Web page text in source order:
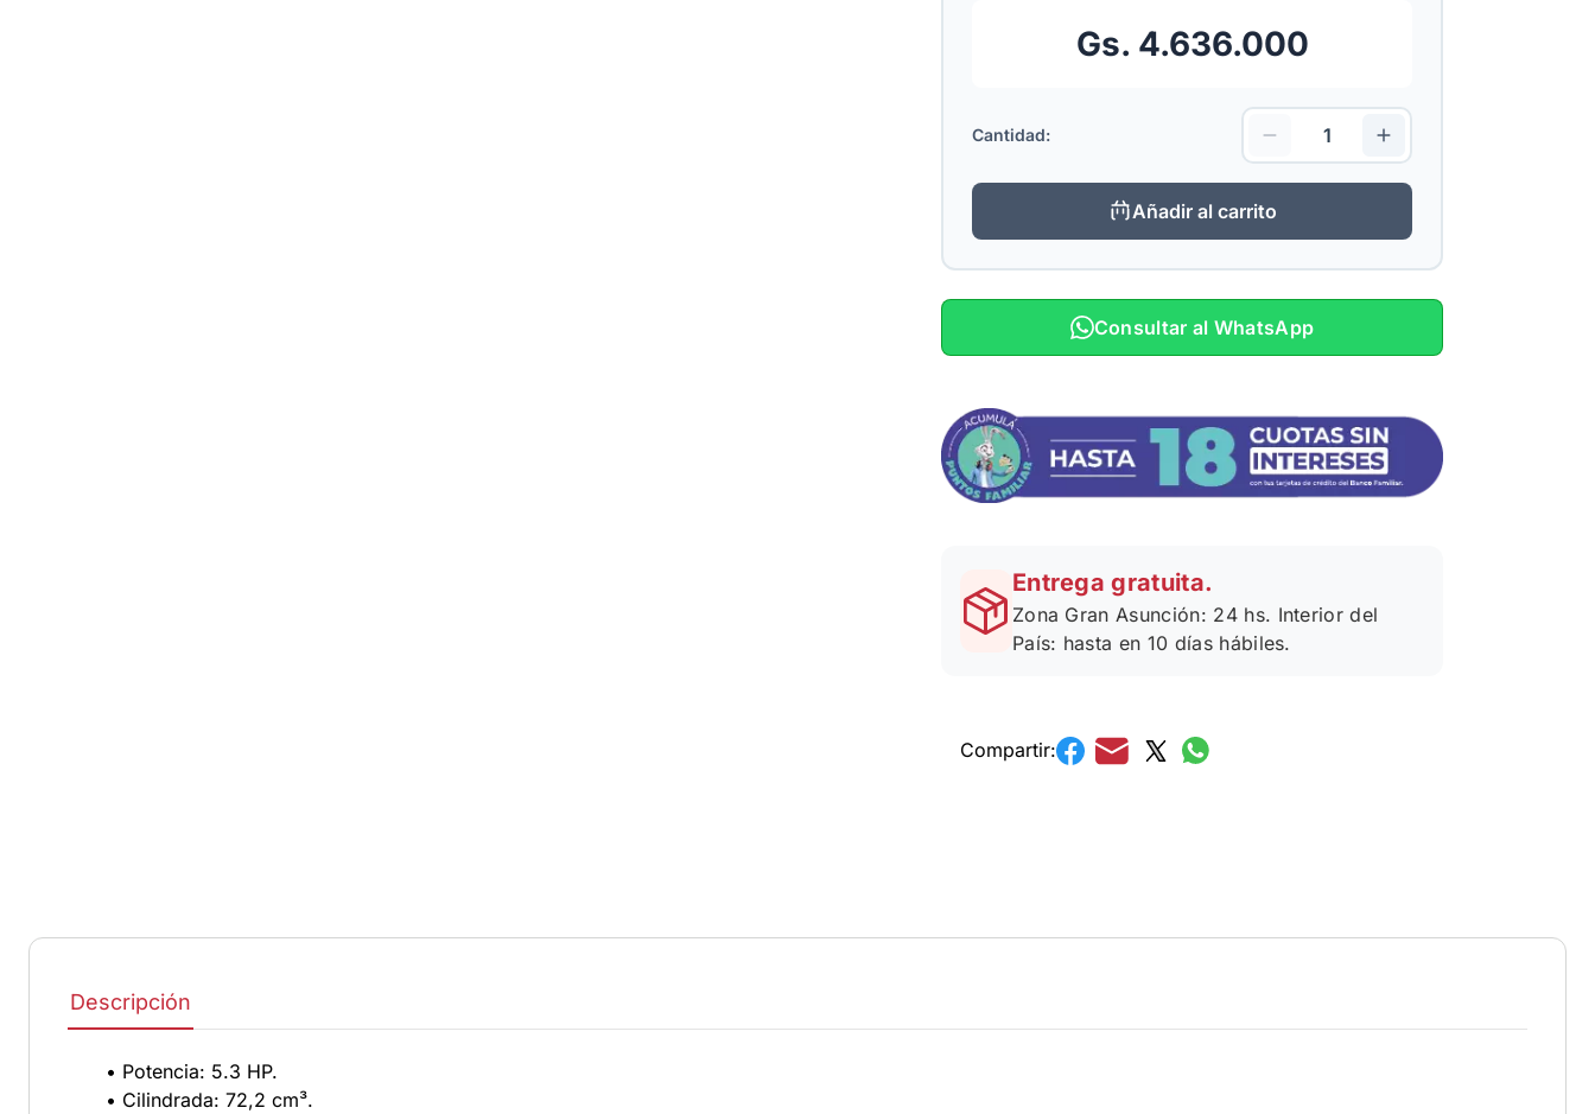
Gs. 4.636.000
Cantidad:
Añadir al carrito
Consultar al WhatsApp
Entrega gratuita.
Zona Gran Asunción: 24 hs. Interior del
País: hasta en 10 días hábiles.
Compartir:
Descripción
• Potencia: 5.3 HP.
• Cilindrada: 72,2 cm³.